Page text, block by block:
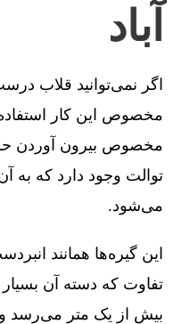
آباد
اگر نمی‌توانید قلاب
مخصوص این کار
مخصوص بیرون آوردن
توالت وجود دارد که به
می‌شود.
این گیره‌ها همانند
تفاوت که دسته آن
بیش از یک متر می‌رسد و